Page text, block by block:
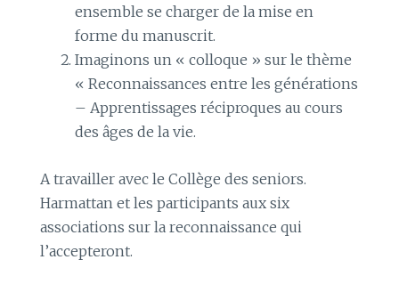
ensemble se charger de la mise en
forme du manuscrit.
Imaginons un « colloque » sur le thème
« Reconnaissances entre les générations
– Apprentissages réciproques au cours
des âges de la vie.
A travailler avec le Collège des seniors.
Harmattan et les participants aux six
associations sur la reconnaissance qui
l’accepteront.